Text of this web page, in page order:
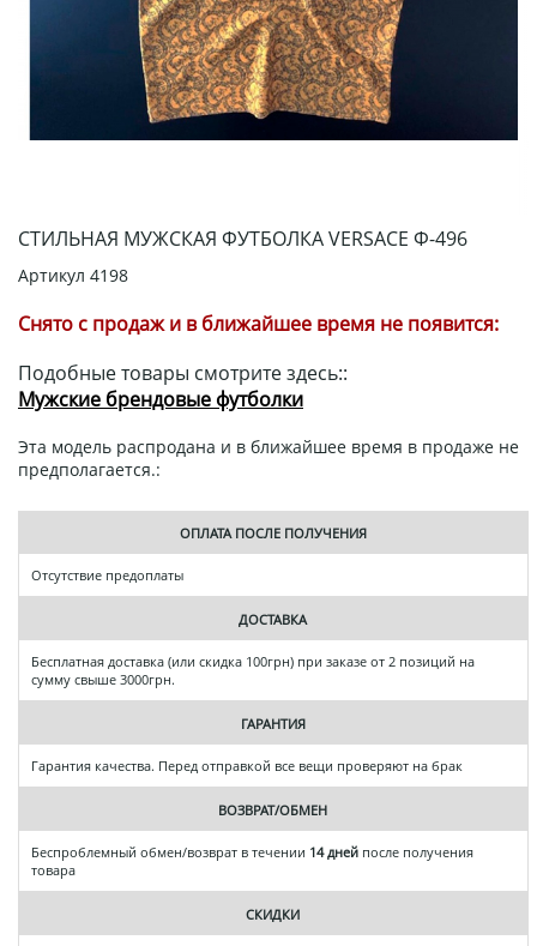
СТИЛЬНАЯ МУЖСКАЯ ФУТБОЛКА VERSACE Ф-496
Артикул 4198
Снято с продаж и в ближайшее время не появится:
Подобные товары смотрите здесь::
Мужские брендовые футболки
Эта модель распродана и в ближайшее время в продаже не
предполагается.:
ОПЛАТА ПОСЛЕ ПОЛУЧЕНИЯ
Отсутствие предоплаты
ДОСТАВКА
Бесплатная доставка (или скидка 100грн) при заказе от 2 позиций на
сумму свыше 3000грн.
ГАРАНТИЯ
Гарантия качества. Перед отправкой все вещи проверяют на брак
ВОЗВРАТ/ОБМЕН
Беспроблемный обмен/возврат в течении 14 дней после получения
товара
СКИДКИ